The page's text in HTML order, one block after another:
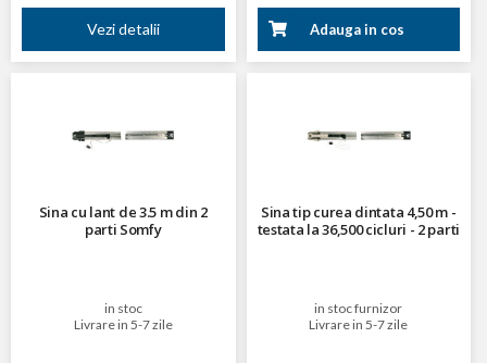
Vezi detalii Adauga in cos
Sina cu lant de 3.5 m din 2
parti Somfy
in stoc
Livrare in 5-7 zile
Sina tip curea dintata 4,50 m -
testata la 36,500 cicluri - 2 parti
in stoc furnizor
Livrare in 5-7 zile